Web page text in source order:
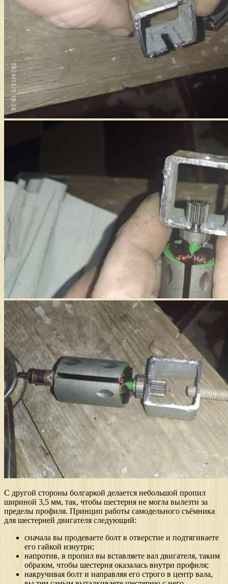
С другой стороны болгаркой делается небольшой пропил
шириной 3,5 мм, так, чтобы шестерня не могла вылезти за
пределы профиля. Принцип работы самодельного съёмника
для шестерней двигателя следующий:
сначала вы продеваете болт в отверстие и подтягиваете
его гайкой изнутри;
напротив, в пропил вы вставляете вал двигателя, таким
образом, чтобы шестерня оказалась внутри профиля;
накручивая болт и направляя его строго в центр вала,